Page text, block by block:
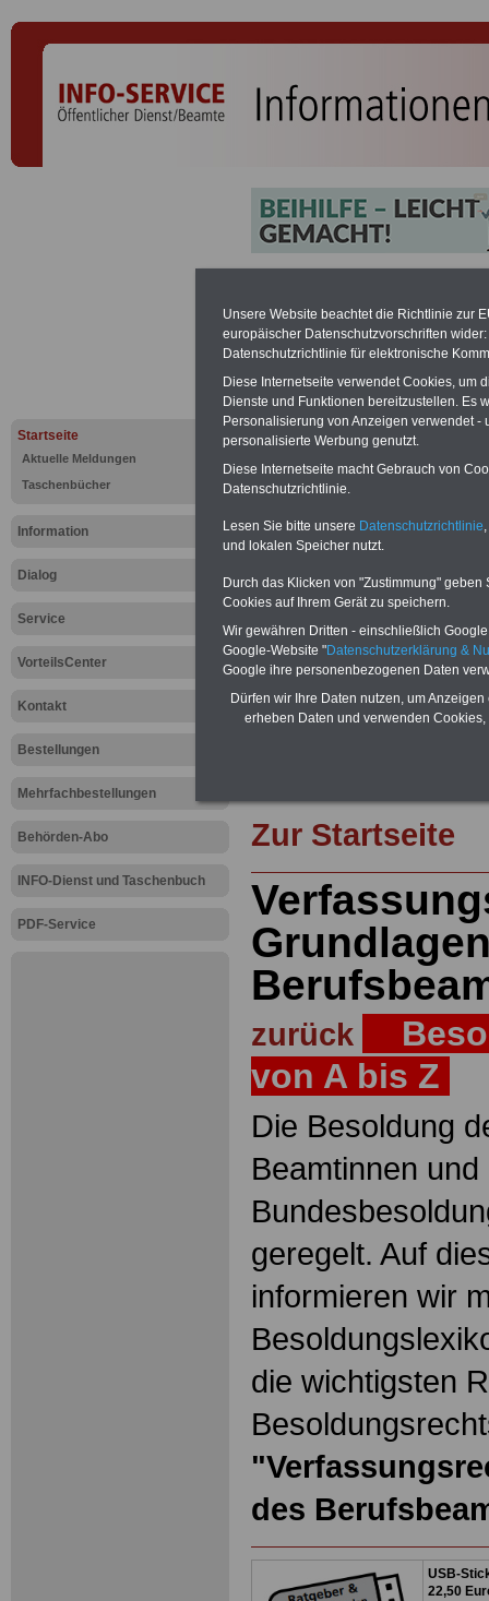
Startseite
Aktuelle Meldungen
Taschenbücher
Information
Dialog
Service
VorteilsCenter
Kontakt
Bestellungen
Mehrfachbestellungen
Behörden-Abo
INFO-Dienst und Taschenbuch
PDF-Service
PDF-SERVICE:Zehn
Beamte zum Komplettpreis von 15
geeignet.Sie können Sie zehn
Beihilfe sowie
Nebentätigkeitsrecht
öffentlichen Dienst>>>mehr
amtsangemessener Alimentation
Teilweise 5-stellige Nachzahlungen
amtsangemessen Alimentation
Hier die
abschließen!
Zur Startseite
zurück
von A bis Z
Die Besoldung
Beamtinnen
geregelt. Auf
informieren wir
die wichtigsten
des
USB-
22,50
Unsere Website beachtet die Richtlinie zur
europäischer Datenschutzvorschriften
Datenschutzrichtlinie für elektronische
Diese Internetseite verwendet Cookies, um
Dienste und Funktionen bereitzustellen. Es
Personalisierung von Anzeigen verwendet
personalisierte Werbung genutzt.
Diese Internetseite macht Gebrauch von
Datenschutzrichtlinie.
Lesen Sie bitte unsere Datenschutzrichtlinie
und lokalen Speicher nutzt.
Durch das Klicken von "Zustimmung"
Cookies auf Ihrem Gerät zu speichern.
Wir gewähren Dritten - einschließlich
Google-Website "Datenschutzerklärung &
Google ihre personenbezogenen Daten
Dürfen wir Ihre Daten nutzen, um
erheben Daten und verwenden